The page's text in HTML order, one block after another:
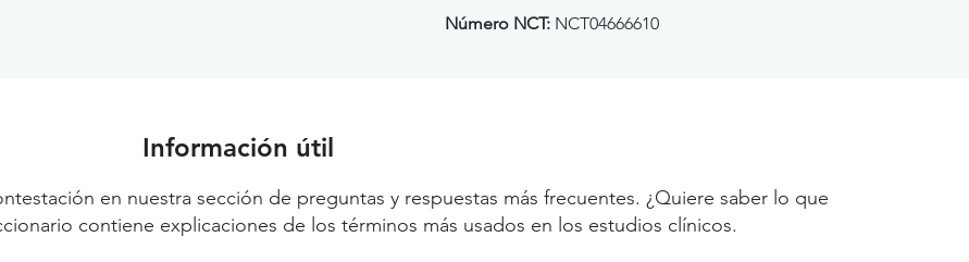
Número NCT: NCT04666610
Información útil
en nuestra sección de preguntas y respuestas más frecuentes. ¿Quiere saber lo que
contiene explicaciones de los términos más usados en los estudios clínicos.